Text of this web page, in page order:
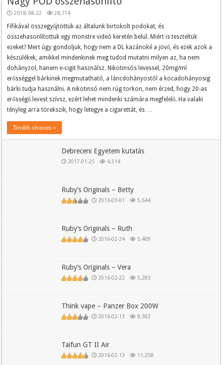
2018-08-22 28,714
Fifikával összegyűjtöttük az általunk birtokolt podokat, és
összehasonlítottuk egy monstre videó keretén belül. Miért is teszteltük
ezeket? Mert úgy gondoljuk, hogy nem a DL kazánoké a jövő, és ezek azok a
készülékek, amikkel mindenkinek meg tudod mutatni milyen az, ha nem
dohányzol, hanem e-cigit használsz. Nikotinsós levessel, 20mg/ml
erősséggel bárkinek megmutatható, a láncdohányostól a kocadohányosig
bárki tudja használni. A nikotinsó nem rúg torkon, nem érzed, hogy 20-as
erősségű levest szívsz, ezért lehet mindenki számára megfelelő. Ha valaki
tényleg arra törekszik, hogy letegye a cigarettát, és …
Tovább olvasom »
Debreceni Egyetem kutatás
2017-01-25 4,514
Ruby’s Originals – Betty
2016-03-01 5,644
Ruby’s Originals – Ruth
2016-02-24 5,409
Ruby’s Originals – Vera
2016-02-22 5,283
Think vape – Panzer Box 200W
2016-02-13 8,382
Taifun GT II Air
2016-02-13 11,258